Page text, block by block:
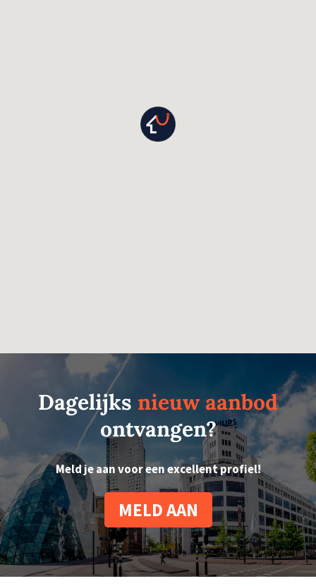
Dagelijks nieuw aanbod
ontvangen?
Meld je aan voor een excellent profiel!
MELD AAN